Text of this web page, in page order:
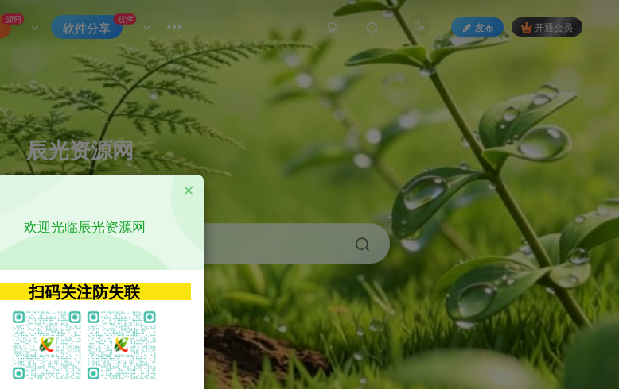
源码
软件分享
软件
发布 开通会员
辰光资源网
优质的网络资源分享平台
神马 getapp 原神
欢迎光临辰光资源网
扫码关注防失联